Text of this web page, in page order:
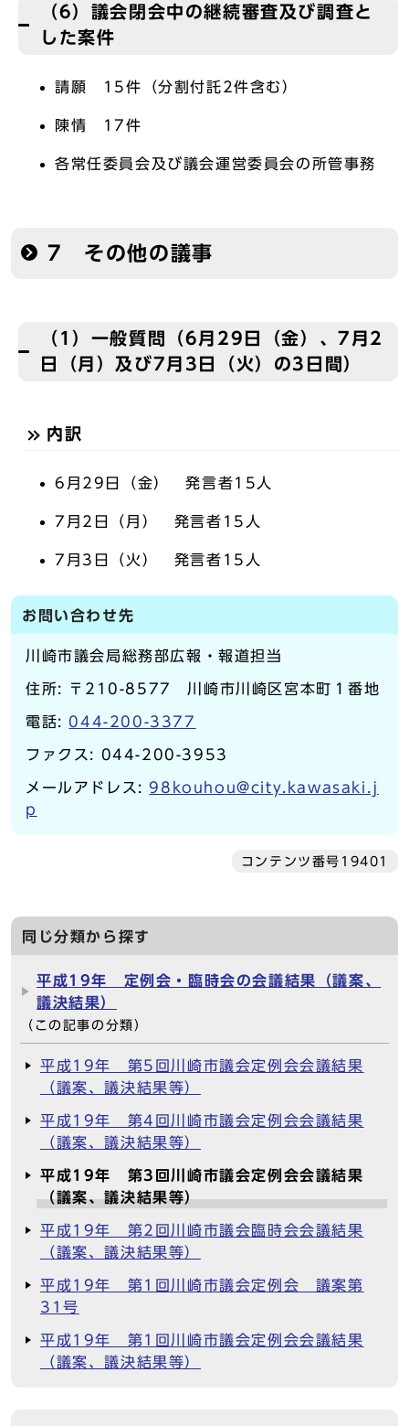
（6）議会閉会中の継続審査及び調査と
した案件
請願 15件（分割付託2件含む）
陳情 17件
各常任委員会及び議会運営委員会の所管事務
7 その他の議事
（1）一般質問（6月29日（金）、7月2
日（月）及び7月3日（火）の3日間）
内訳
6月29日（金） 発言者15人
7月2日（月） 発言者15人
7月3日（火） 発言者15人
お問い合わせ先
川崎市議会局総務部広報・報道担当
住所: 〒210-8577 川崎市川崎区宮本町１番地
電話: 044-200-3377
ファクス: 044-200-3953
メールアドレス:98kouhou@city.kawasaki.j
p
コンテンツ番号19401
同じ分類から探す
平成19年 定例会・臨時会の会議結果（議案、
議決結果）
（この記事の分類）
平成19年 第5回川崎市議会定例会会議結果
（議案、議決結果等）
平成19年 第4回川崎市議会定例会会議結果
（議案、議決結果等）
平成19年 第3回川崎市議会定例会会議結果
（議案、議決結果等）
平成19年 第2回川崎市議会臨時会会議結果
（議案、議決結果等）
平成19年 第1回川崎市議会定例会 議案第
31号
平成19年 第1回川崎市議会定例会会議結果
（議案、議決結果等）